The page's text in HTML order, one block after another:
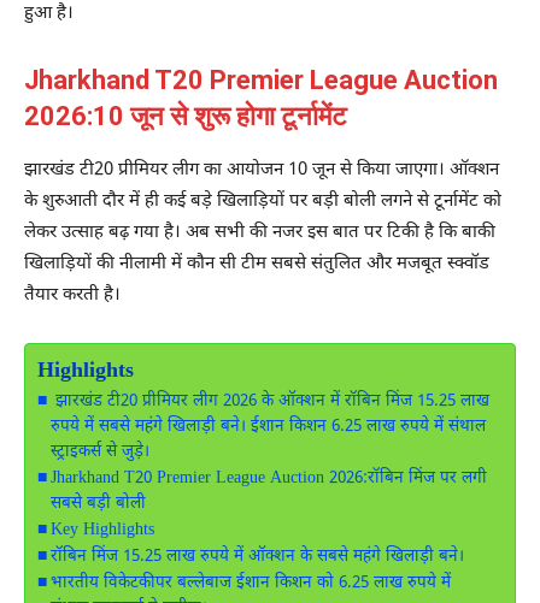
हुआ है।
Jharkhand T20 Premier League Auction
2026:10 जून से शुरू होगा टूर्नामेंट
झारखंड टी20 प्रीमियर लीग का आयोजन 10 जून से किया जाएगा। ऑक्शन
के शुरुआती दौर में ही कई बड़े खिलाड़ियों पर बड़ी बोली लगने से टूर्नामेंट को
लेकर उत्साह बढ़ गया है। अब सभी की नजर इस बात पर टिकी है कि बाकी
खिलाड़ियों की नीलामी में कौन सी टीम सबसे संतुलित और मजबूत स्क्वॉड
तैयार करती है।
Highlights
झारखंड टी20 प्रीमियर लीग 2026 के ऑक्शन में रॉबिन मिंज 15.25 लाख
रुपये में सबसे महंगे खिलाड़ी बने। ईशान किशन 6.25 लाख रुपये में संथाल
स्ट्राइकर्स से जुड़े।
Jharkhand T20 Premier League Auction 2026:रॉबिन मिंज पर लगी
सबसे बड़ी बोली
Key Highlights
रॉबिन मिंज 15.25 लाख रुपये में ऑक्शन के सबसे महंगे खिलाड़ी बने।
भारतीय विकेटकीपर बल्लेबाज ईशान किशन को 6.25 लाख रुपये में